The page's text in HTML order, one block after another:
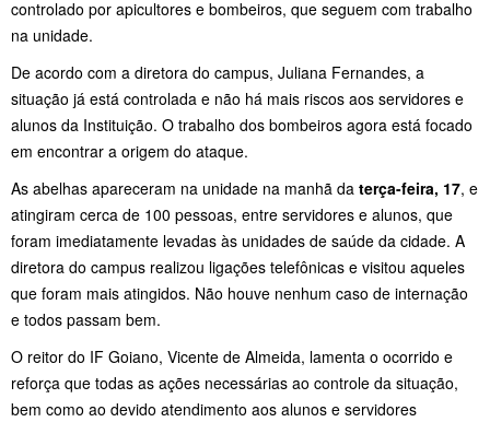
controlado por apicultores e bombeiros, que seguem com trabalho
na unidade.
De acordo com a diretora do campus, Juliana Fernandes, a
situação já está controlada e não há mais riscos aos servidores e
alunos da Instituição. O trabalho dos bombeiros agora está focado
em encontrar a origem do ataque.
As abelhas apareceram na unidade na manhã da terça-feira, 17, e
atingiram cerca de 100 pessoas, entre servidores e alunos, que
foram imediatamente levadas às unidades de saúde da cidade. A
diretora do campus realizou ligações telefônicas e visitou aqueles
que foram mais atingidos. Não houve nenhum caso de internação
e todos passam bem.
O reitor do IF Goiano, Vicente de Almeida, lamenta o ocorrido e
reforça que todas as ações necessárias ao controle da situação,
bem como ao devido atendimento aos alunos e servidores